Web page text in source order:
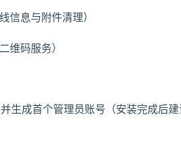
信息与附件清理）
维码服务）
生成首个管理员账号（安装完成后